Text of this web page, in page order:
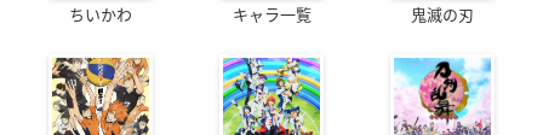
ちいかわ キャラ一覧 鬼滅の刃